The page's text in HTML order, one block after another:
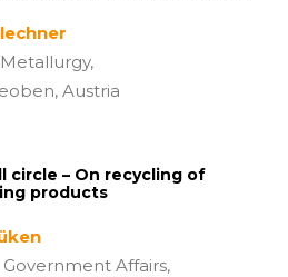
Austria
circle – On recycling of
products
Affairs,